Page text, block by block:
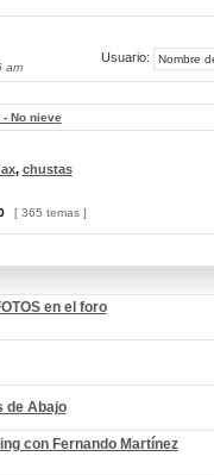
am
Usuario:
- No nieve
, chustas
[ 365 temas ]
en el foro
de Abajo
con Fernando Martínez